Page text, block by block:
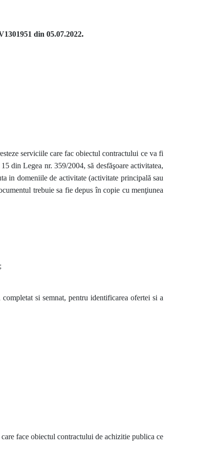
din 05.07.2022.
serviciile care fac obiectul contractului ce va fi
din Legea nr. 359/2004, să desfăşoare activitatea,
in domeniile de activitate (activitate principală sau
trebuie sa fie depus în copie cu menţiunea
si semnat, pentru identificarea ofertei si a
face obiectul contractului de achizitie publica ce